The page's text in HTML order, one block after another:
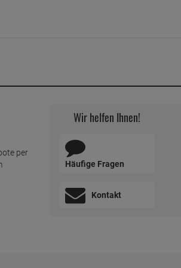
per
Wir helfen Ihnen!
Häufige Fragen
Kontakt